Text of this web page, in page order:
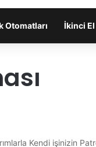
Otomatları İkinci
Kendi işinizin